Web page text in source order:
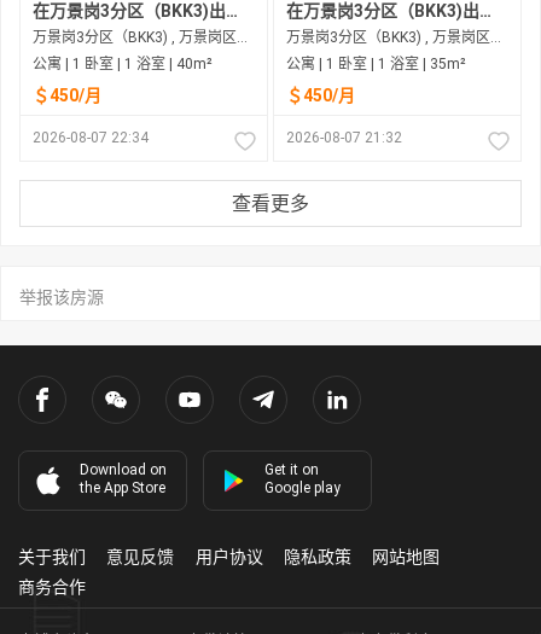
在万景岗3分区（BKK3)出租的公寓
万景岗3分区（BKK3) , 万景岗区（BKK) , 金边市
公寓 | 1 卧室 | 1 浴室 | 40m²
＄450/月
2026-08-07 22:34
在万景岗3分区（BKK3)出租的公寓
万景岗3分区（BKK3) , 万景岗区（BKK) , 金边市
公寓 | 1 卧室 | 1 浴室 | 35m²
＄450/月
2026-08-07 21:32
查看更多
举报该房源
Download on
the App Store
Get it on
Google play
关于我们 意见反馈 用户协议 隐私政策
网站地图
商务合作